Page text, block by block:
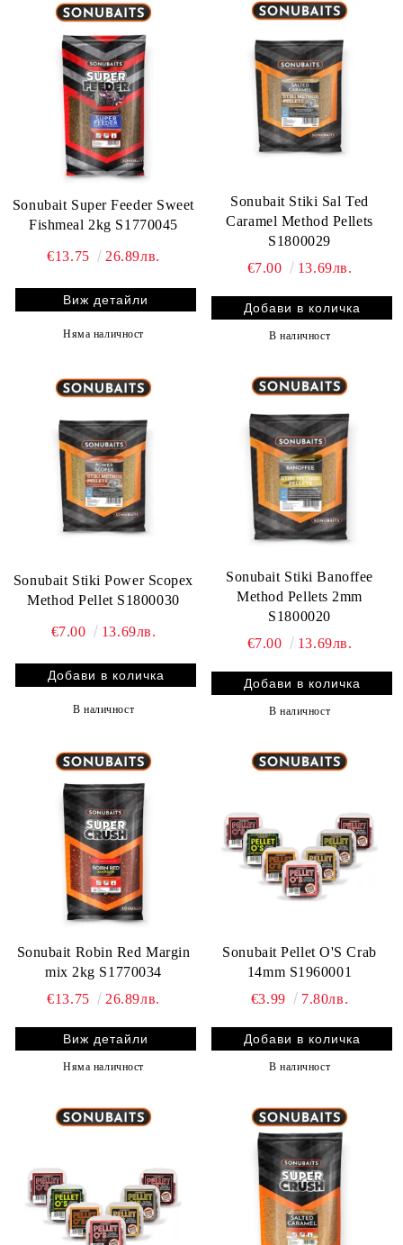
Sonubait Super Feeder Sweet
Fishmeal 2kg S1770045
€13.75 26.89лв.
Виж детайли
Няма наличност
Sonubait Stiki Sal Ted
Caramel Method Pellets
S1800029
€7.00
13.69лв.
В наличност
Sonubait Stiki Power Scopex
Method Pellet S1800030
€7.00 13.69лв.
В наличност
Sonubait Stiki Banoffee
Method Pellets 2mm
S1800020
€7.00
13.69лв.
В наличност
Sonubait Robin Red Margin
mix 2kg S1770034
€13.75
26.89лв.
Виж детайли
Няма наличност
Sonubait Pellet O'S Crab
14mm S1960001
€3.99
7.80лв.
В наличност